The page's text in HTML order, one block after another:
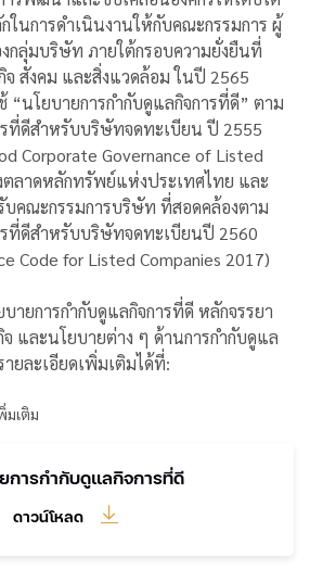
ในการดำเนินงานให้กับคณะกรรมการ ผู้
กลุ่มบริษัท ภายใต้กรอบความยั่งยืนที่
สังคม และสิ่งแวดล้อม ในปี 2565
“นโยบายการกำกับดูแลกิจการที่ดี” ตาม
ที่ดีสำหรับบริษัทจดทะเบียน ปี 2555
Corporate Governance of Listed
ตลาดหลักทรัพย์แห่งประเทศไทย และ
คณะกรรมการบริษัท ที่สอดคล้องตาม
ที่ดีสำหรับบริษัทจดทะเบียนปี 2560
Code for Listed Companies 2017)
ายการกำกับดูแลกิจการที่ดี หลักจรรยา
และนโยบายต่าง ๆ ด้านการกำกับดูแล
ยละเอียดเพิ่มเติมได้ที่:
มเติม
การกำกับดูแลกิจการที่ดี
ดาวน์โหลด